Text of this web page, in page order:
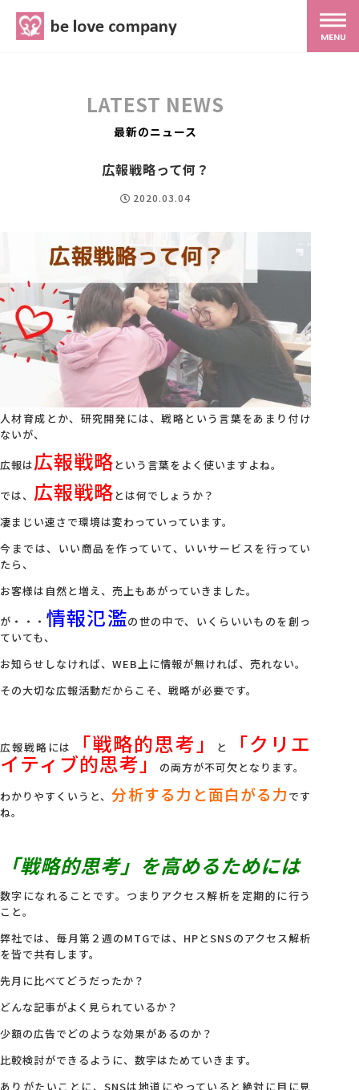
MENU
スタッフ紹介
最新ブログ
会社概要
アクセス
採用情報
お問い合わせ
LATEST NEWS
最新のニュース
広報戦略って何？
2020.03.04
人材育成とか、研究開発には、戦略という言葉をあまり付け
ないが、
広報は広報戦略という言葉をよく使いますよね。
では、 広報戦略とは何でしょうか？
凄まじい速さで環境は変わっていっています。
今までは、いい商品を作っていて、いいサービスを行ってい
たら、
お客様は自然と増え、売上もあがっていきました。
が・・・ 情報氾濫の世の中で、いくらいいものを創っ
ていても、
お知らせしなければ、WEB上に情報が無ければ、売れない。
その大切な広報活動だからこそ、戦略が必要です。
広報戦略には 「戦略的思考」 と 「クリエ
イティブ的思考」
の両方が不可欠となります。
わかりやすくいうと、分析する力と面白がる力 です
ね。
「戦略的思考」を高めるためには
数字になれることです。つまりアクセス解析を定期的に行う
こと。
弊社では、毎月第２週のMTGでは、HPとSNSのアクセス解析
を皆で共有します。
先月に比べてどうだったか？
どんな記事がよく見られているか？
少額の広告でどのような効果があるのか？
比較検討ができるように、数字はためていきます。
ありがたいことに、SNSは地道にやっていると絶対に目に見